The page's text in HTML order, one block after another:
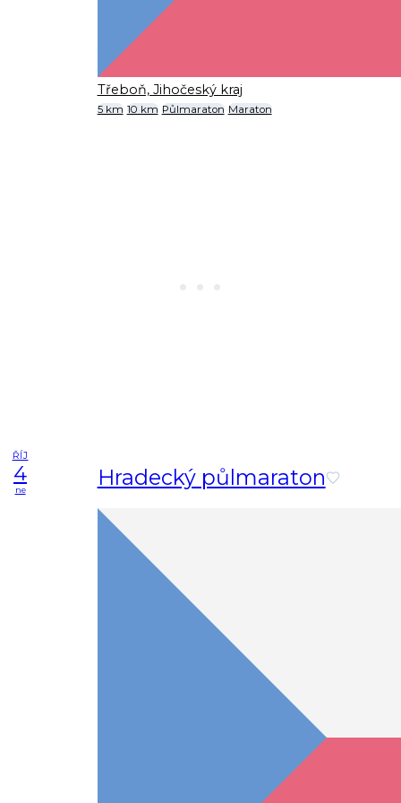
Třeboň, Jihočeský kraj
5 km 10 km Půlmaraton Maraton
ŘÍJ
4
ne Hradecký půlmaraton